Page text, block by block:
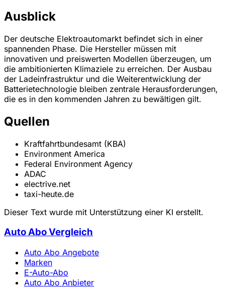
Ausblick
Der deutsche Elektroautomarkt befindet sich in einer
spannenden Phase. Die Hersteller müssen mit
innovativen und preiswerten Modellen überzeugen, um
die ambitionierten Klimaziele zu erreichen. Der Ausbau
der Ladeinfrastruktur und die Weiterentwicklung der
Batterietechnologie bleiben zentrale Herausforderungen,
die es in den kommenden Jahren zu bewältigen gilt.
Quellen
Kraftfahrtbundesamt (KBA)
Environment America
Federal Environment Agency
ADAC
electrive.net
taxi-heute.de
Dieser Text wurde mit Unterstützung einer KI erstellt.
Auto Abo Vergleich
Auto Abo Angebote
Marken
E-Auto-Abo
Auto Abo Anbieter